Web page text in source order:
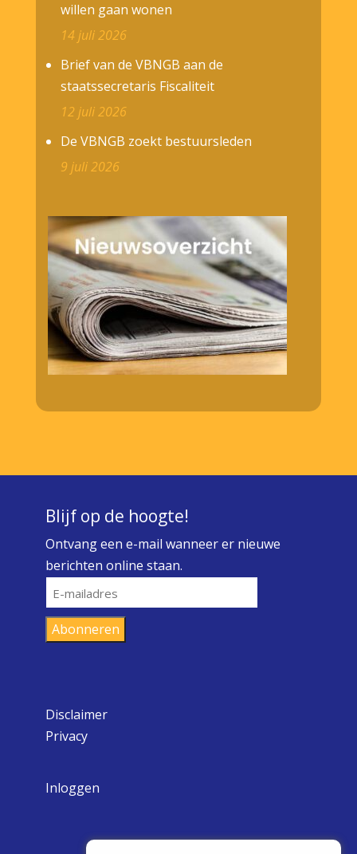
willen gaan wonen
14 juli 2026
Brief van de VBNGB aan de
staatssecretaris Fiscaliteit
12 juli 2026
De VBNGB zoekt bestuursleden
9 juli 2026
Blijf op de hoogte!
Ontvang een e-mail wanneer er nieuwe
berichten online staan.
E-
mailadres
Abonneren
Disclaimer
Privacy
Inloggen